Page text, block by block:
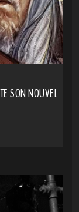
SON NOUVEL